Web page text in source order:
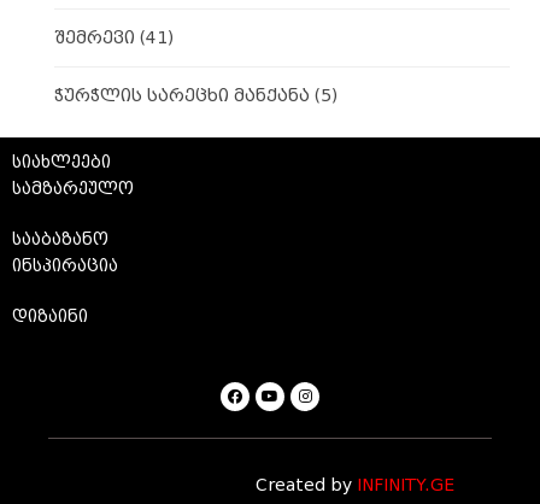
შემრევი (41)
ჭურჭლის სარეცხი მანქანა (5)
სიახლეები
სამზარეულო
სააბაზანო
ინსპირაცია
დიზაინი
Created by INFINITY.GE